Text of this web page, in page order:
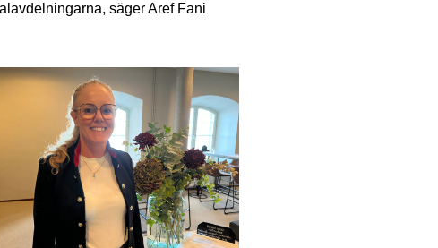
säger Aref Fani